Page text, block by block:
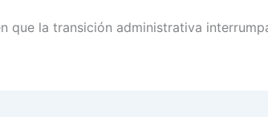
que la transición administrativa